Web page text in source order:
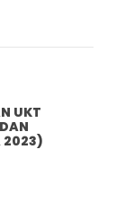
UKT
2023)